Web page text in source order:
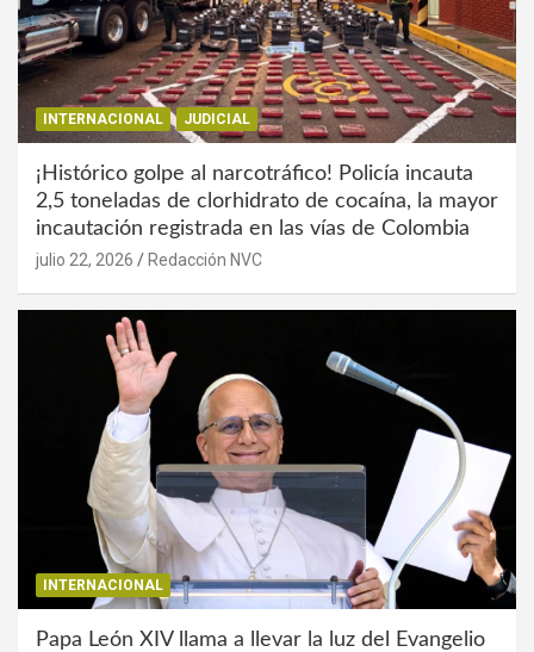
INTERNACIONAL JUDICIAL
¡Histórico golpe al narcotráfico! Policía incauta
2,5 toneladas de clorhidrato de cocaína, la mayor
incautación registrada en las vías de Colombia
julio 22, 2026 Redacción NVC
INTERNACIONAL
Papa León XIV llama a llevar la luz del Evangelio